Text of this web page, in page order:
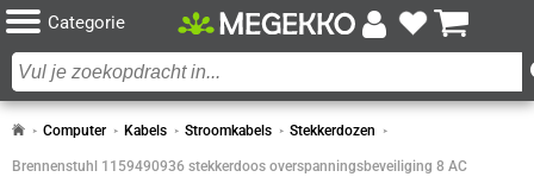
Categorie
Computer Kabels Stroomkabels Stekkerdozen
Brennenstuhl 1159490936 stekkerdoos overspanningsbeveiliging 8 AC